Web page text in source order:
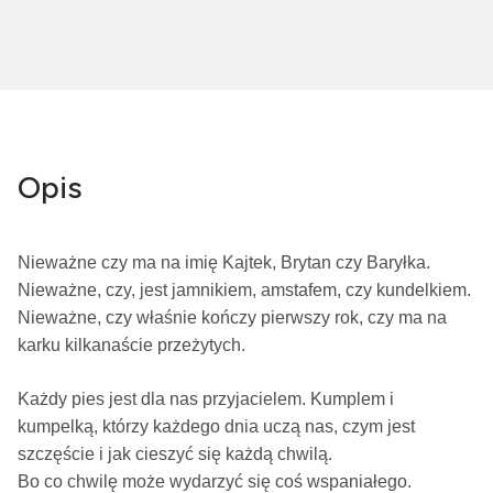
Opis
Nieważne czy ma na imię Kajtek, Brytan czy Baryłka.
Nieważne, czy, jest jamnikiem, amstafem, czy kundelkiem.
Nieważne, czy właśnie kończy pierwszy rok, czy ma na
karku kilkanaście przeżytych.
Każdy pies jest dla nas przyjacielem. Kumplem i
kumpelką, którzy każdego dnia uczą nas, czym jest
szczęście i jak cieszyć się każdą chwilą.
Bo co chwilę może wydarzyć się coś wspaniałego.